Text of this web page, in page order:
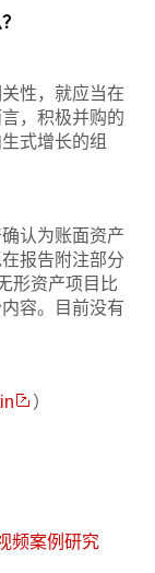
性，就应当在
，积极并购的
式增长的组
认为账面资产
报告附注部分
形资产项目比
容。目前没有
）
频案例研究